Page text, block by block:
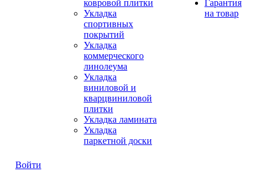
ковровой плитки
Укладка
спортивных
покрытий
Укладка
коммерческого
линолеума
Укладка
виниловой и
кварцвиниловой
плитки
Укладка ламината
Укладка
паркетной доски
Гарантия
на товар
Войти